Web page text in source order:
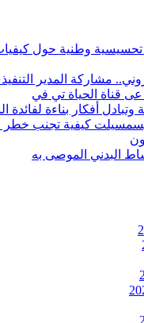
تحسيسية وطنية حول
مشاركة المدير
قناة الحياة تي في
وتبادل أفكار بناءة لفائدة
كيفية تجنب خطر
البدني الموصى به